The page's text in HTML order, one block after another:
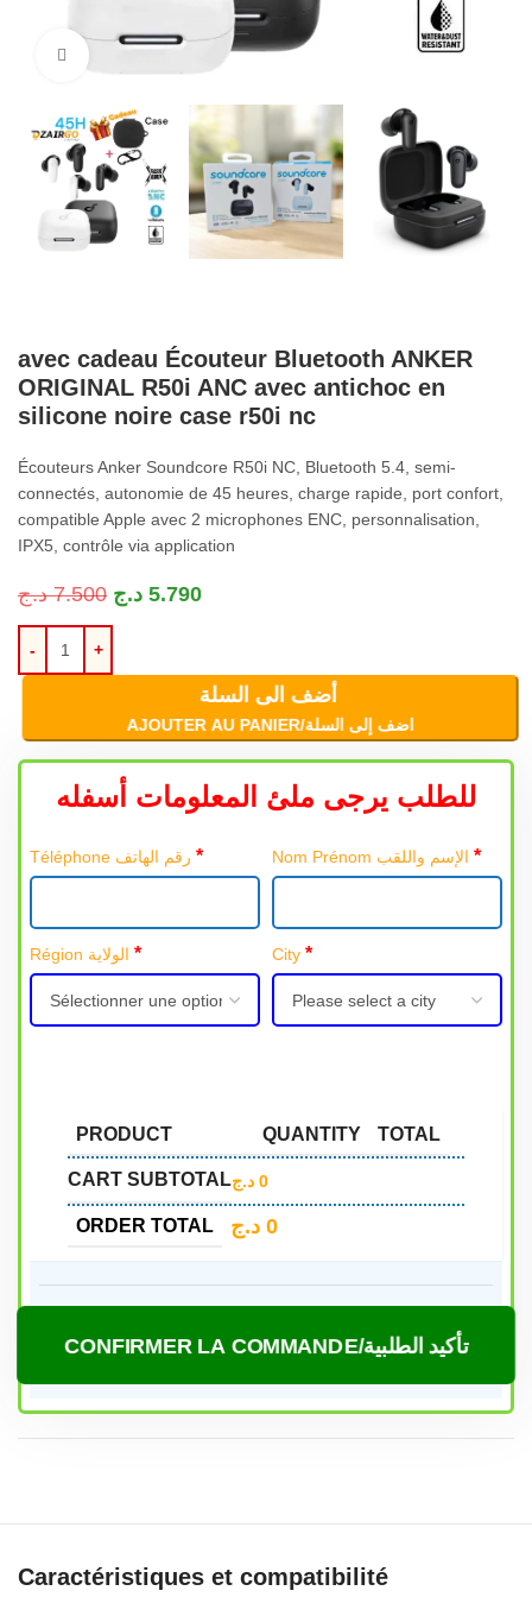
Cliquez pour agrandir
avec cadeau Écouteur Bluetooth ANKER
ORIGINAL R50i ANC avec antichoc en
silicone noire case r50i nc
Écouteurs Anker Soundcore R50i NC, Bluetooth 5.4, semi-
connectés, autonomie de 45 heures, charge rapide, port confort,
compatible Apple avec 2 microphones ENC, personnalisation,
IPX5, contrôle via application
7.500 د.ج 5.790 د.ج
أضف الى السلة
AJOUTER AU PANIER/اضف إلى السلة
للطلب يرجى ملئ المعلومات أسفله
Téléphone رقم الهاتف* *
Région الولاية* City *
PRODUCT QUANTITY TOTAL
CART SUBTOTAL 0 د.ج
ORDER TOTAL 0 د.ج
CONFIRMER LA COMMANDE/تأكيد الطلبية
Caractéristiques et compatibilité